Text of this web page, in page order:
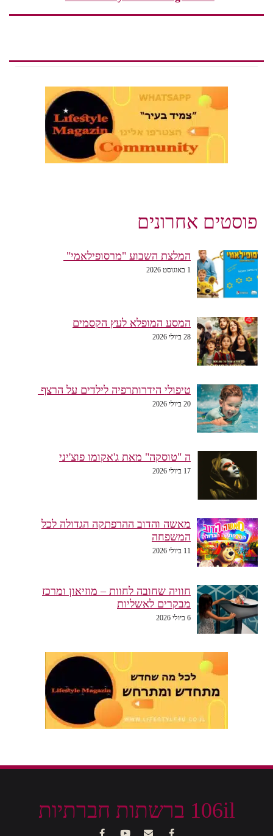
פוסטים אחרונים
המלצת השבוע "מרסופילאמי"
1 באוגוסט 2026
המסע המופלא לעץ הקסמים
28 ביולי 2026
טיפולי הידרותרפיה לילדים על הרצף
20 ביולי 2026
ה "טוסקה" מאת ג'אקומו פוצ'יני
17 ביולי 2026
מאשה והדוב ההרפתקה הגדולה לכל
המשפחה
11 ביולי 2026
חוויה שחובה לחוות – מוזיאון ומרכז
מבקרים לאשליות
6 ביולי 2026
106il ברשתות חברתיות